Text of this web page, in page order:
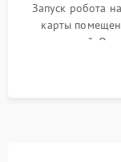
Запуск робота
карты
препятствий.
Тестирование